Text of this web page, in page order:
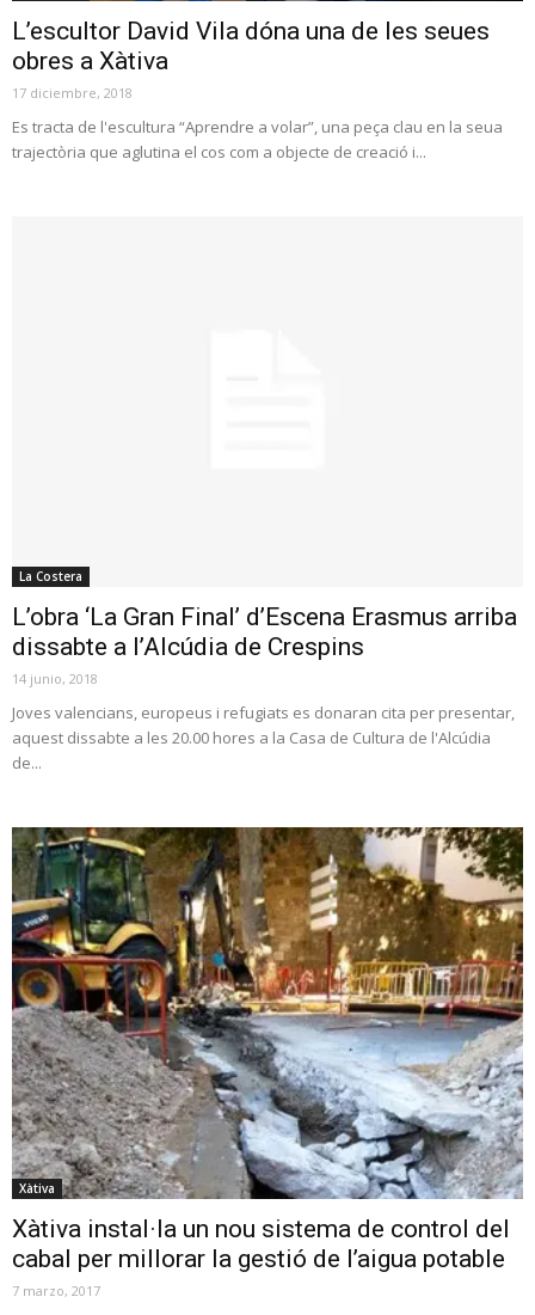
L’escultor David Vila dóna una de les seues
obres a Xàtiva
17 diciembre, 2018
Es tracta de l'escultura “Aprendre a volar”, una peça clau en la seua
trajectòria que aglutina el cos com a objecte de creació i...
La Costera
L’obra ‘La Gran Final’ d’Escena Erasmus arriba
dissabte a l’Alcúdia de Crespins
14 junio, 2018
Joves valencians, europeus i refugiats es donaran cita per presentar,
aquest dissabte a les 20.00 hores a la Casa de Cultura de l'Alcúdia
de...
Xàtiva
Xàtiva instal·la un nou sistema de control del
cabal per millorar la gestió de l’aigua potable
7 marzo, 2017